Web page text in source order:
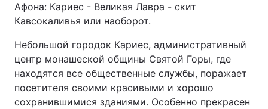
Афона: Кариес - Великая Лавра - скит
Кавсокаливья или наоборот.
Небольшой городок Кариес, административный
центр монашеской общины Святой Горы, где
находятся все общественные службы, поражает
посетителя своими красивыми и хорошо
сохранившимися зданиями. Особенно прекрасен